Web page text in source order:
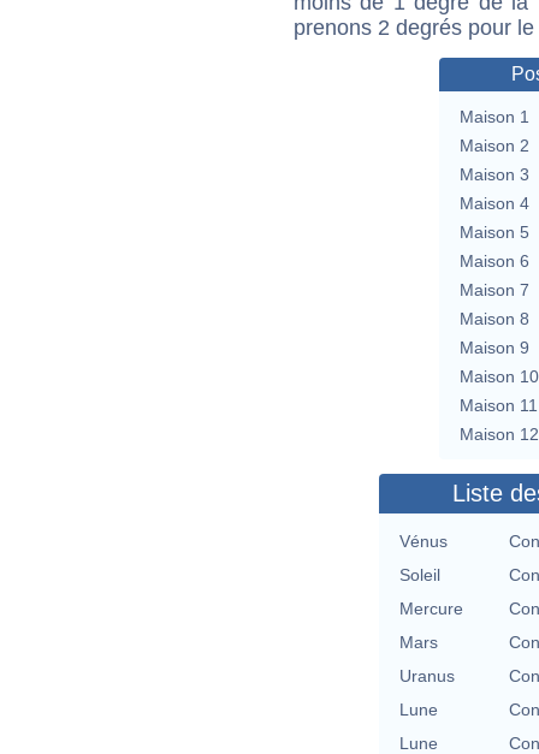
prenons 2 degrés pour
Maison 1
Maison 2
Maison 3
Maison 4
Maison 5
Maison 6
Maison 7
Maison 8
Maison 9
Maison 10
Maison 11
Maison 12
Liste
Vénus
Soleil
Mercure
Mars
Uranus
Lune
Lune